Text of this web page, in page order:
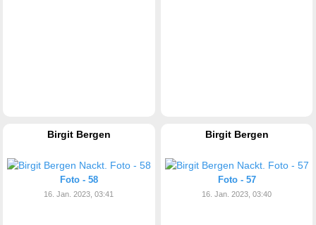
Birgit Bergen
Foto - 58
16. Jan. 2023, 03:41
Birgit Bergen
Foto - 57
16. Jan. 2023, 03:40